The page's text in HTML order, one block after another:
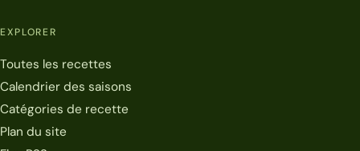
EXPLORER
Toutes les recettes
Calendrier des saisons
Catégories de recette
Plan du site